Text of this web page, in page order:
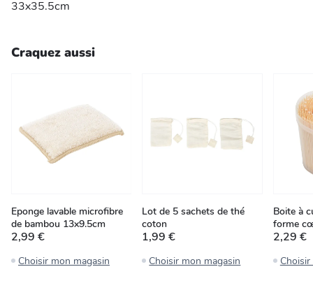
33x35.5cm
Craquez aussi
Eponge lavable microfibre
de bambou 13x9.5cm
2,99 €
Choisir mon magasin
Lot de 5 sachets de thé
coton
1,99 €
Choisir mon magasin
Boite à
forme
2,29 €